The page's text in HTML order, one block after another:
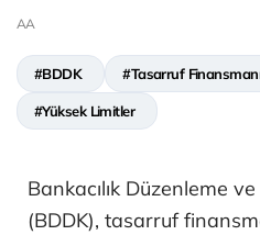
AA
#BDDK #Tasarruf
#Yüksek Limitler
Bankacılık Düzenleme
(BDDK), tasarruf